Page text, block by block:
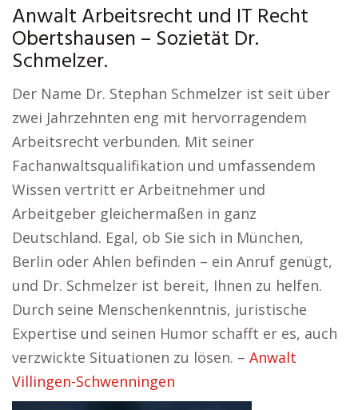
Anwalt Arbeitsrecht und IT Recht
Obertshausen – Sozietät Dr.
Schmelzer.
Der Name Dr. Stephan Schmelzer ist seit über
zwei Jahrzehnten eng mit hervorragendem
Arbeitsrecht verbunden. Mit seiner
Fachanwaltsqualifikation und umfassendem
Wissen vertritt er Arbeitnehmer und
Arbeitgeber gleichermaßen in ganz
Deutschland. Egal, ob Sie sich in München,
Berlin oder Ahlen befinden – ein Anruf genügt,
und Dr. Schmelzer ist bereit, Ihnen zu helfen.
Durch seine Menschenkenntnis, juristische
Expertise und seinen Humor schafft er es, auch
verzwickte Situationen zu lösen. – Anwalt
Villingen-Schwenningen